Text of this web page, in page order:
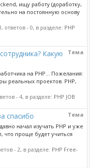
ищу работу (доработку,
на постоянную основу
, ответов - 0, в разделе: PHP
Тема
Какую
на PHP... Пожелания:
реальных проектов. PHP,
- 4, в разделе: PHP JOB
Тема
спасибо
начал изучать PHP и уже
что проще будет учиться
- 2, в разделе: PHP Free-